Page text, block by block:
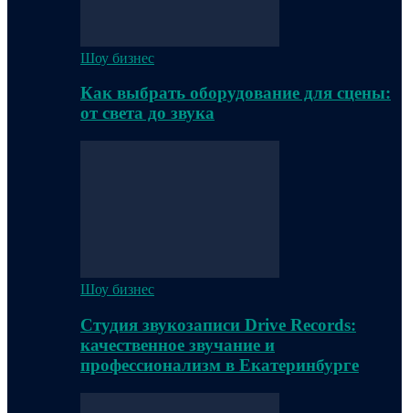
Шоу бизнес
Как выбрать оборудование для сцены:
от света до звука
Шоу бизнес
Студия звукозаписи Drive Records:
качественное звучание и
профессионализм в Екатеринбурге